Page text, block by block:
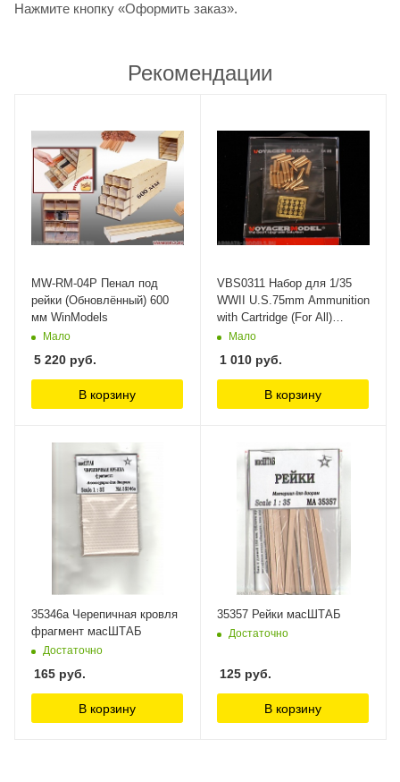
Нажмите кнопку «Оформить заказ».
Рекомендации
MW-RM-04P Пенал под
рейки (Обновлённый) 600
мм WinModels
Мало
5 220 руб.
В корзину
VBS0311 Набор для 1/35
WWII U.S.75mm Ammunition
with Cartridge (For All)
VOYAGER
Мало
1 010 руб.
В корзину
35346а Черепичная кровля
фрагмент масШТАБ
Достаточно
165 руб.
В корзину
35357 Рейки масШТАБ
Достаточно
125 руб.
В корзину